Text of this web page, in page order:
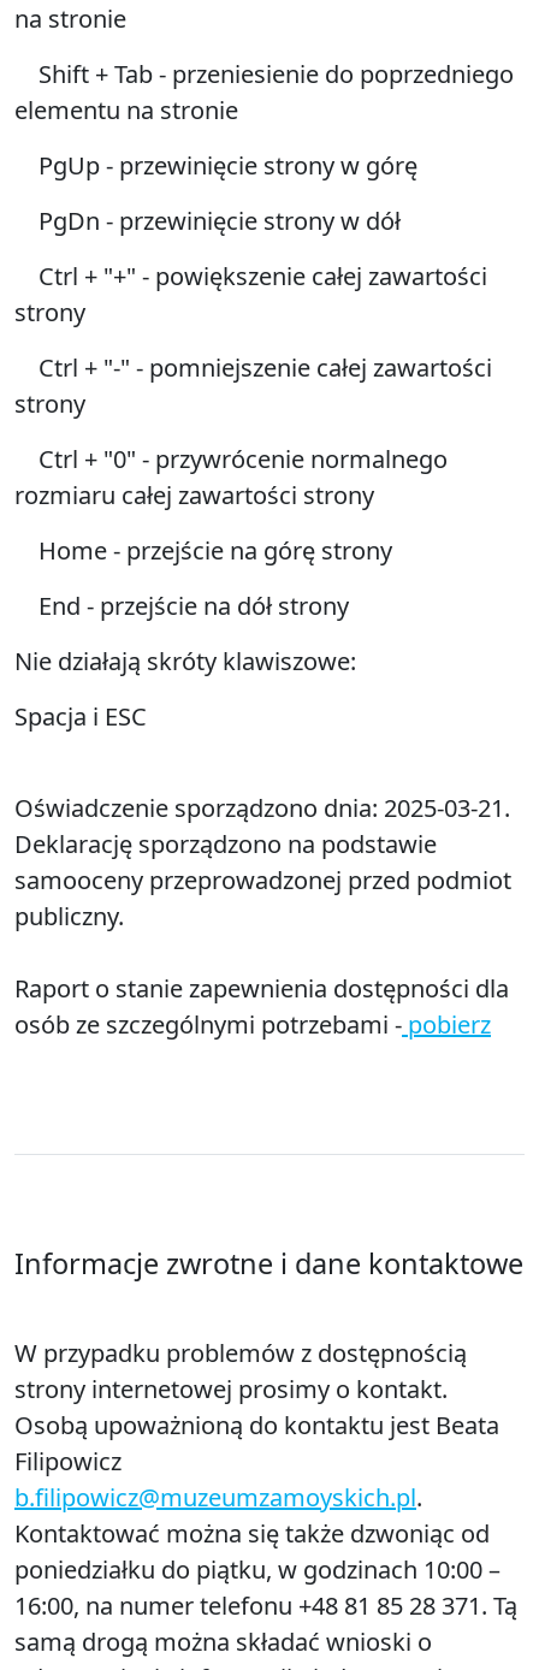
na stronie
Shift + Tab - przeniesienie do poprzedniego
elementu na stronie
PgUp - przewinięcie strony w górę
PgDn - przewinięcie strony w dół
Ctrl + "+" - powiększenie całej zawartości
strony
Ctrl + "-" - pomniejszenie całej zawartości
strony
Ctrl + "0" - przywrócenie normalnego
rozmiaru całej zawartości strony
Home - przejście na górę strony
End - przejście na dół strony
Nie działają skróty klawiszowe:
Spacja i ESC
Oświadczenie sporządzono dnia: 2025-03-21.
Deklarację sporządzono na podstawie
samooceny przeprowadzonej przed podmiot
publiczny.
Raport o stanie zapewnienia dostępności dla
osób ze szczególnymi potrzebami - pobierz
Informacje zwrotne i dane kontaktowe
W przypadku problemów z dostępnością
strony internetowej prosimy o kontakt.
Osobą upoważnioną do kontaktu jest Beata
Filipowicz
b.filipowicz@muzeumzamoyskich.pl.
Kontaktować można się także dzwoniąc od
poniedziałku do piątku, w godzinach 10:00 –
16:00, na numer telefonu +48 81 85 28 371. Tą
samą drogą można składać wnioski o